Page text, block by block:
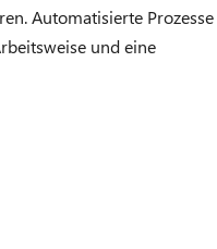
Automatisierte Prozesse
und eine